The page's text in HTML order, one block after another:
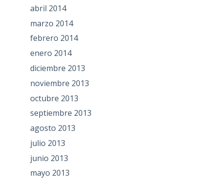
abril 2014
marzo 2014
febrero 2014
enero 2014
diciembre 2013
noviembre 2013
octubre 2013
septiembre 2013
agosto 2013
julio 2013
junio 2013
mayo 2013